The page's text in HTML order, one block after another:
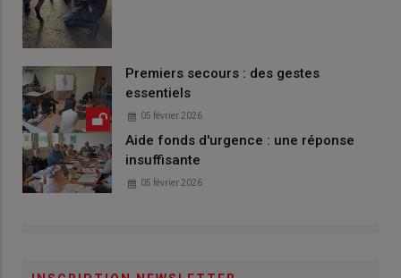
Premiers secours : des gestes
essentiels
05 février 2026
Aide fonds d'urgence : une réponse
insuffisante
05 février 2026